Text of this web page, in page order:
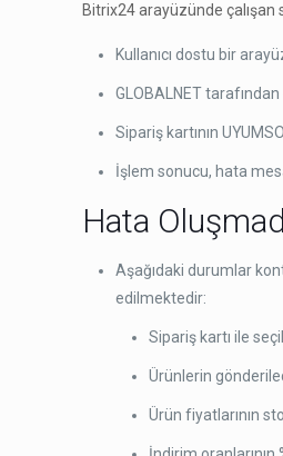
Bitrix24 arayüzünde çalışan
Kullanıcı dostu bir
GLOBALNET
Sipariş kartının
İşlem sonucu, hata
Hata
Aşağıdaki durumlar
edilmektedir:
Sipariş kartı ile
Ürünlerin
Ürün fiyatlarının